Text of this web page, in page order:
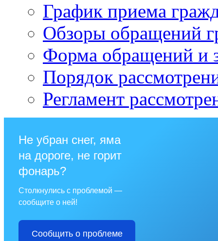
График приема
Обзоры обращений
Форма обращений и
Порядок
Регламент
Не убран снег, яма
на дороге, не горит
фонарь?
Столкнулись с проблемой —
сообщите о ней!
Сообщить о проблеме